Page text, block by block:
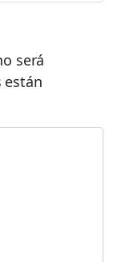
será
están